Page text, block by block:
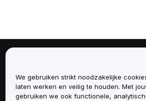
Diensten
We gebruiken strikt noodzakelijke
laten werken en veilig te houden. Met
gebruiken we ook functionele,